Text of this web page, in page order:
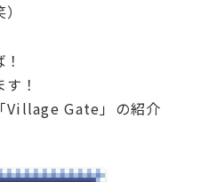
！
Village Gate」の紹介